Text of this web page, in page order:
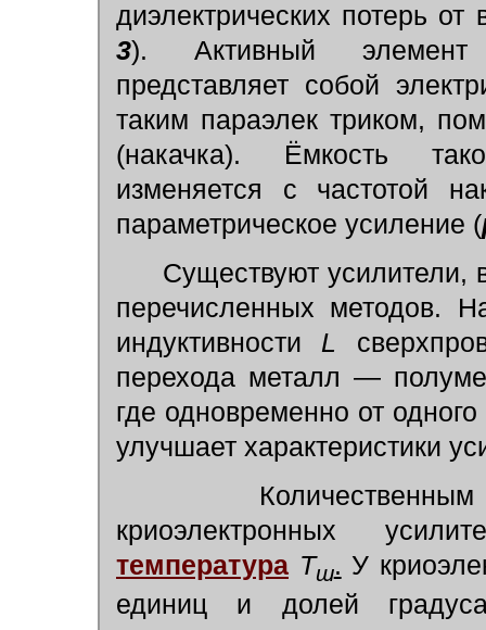
диэлектрических потерь от
3). Активный элемент
представляет собой
таким параэлек триком,
(накачка). Ёмкость
изменяется с частотой
параметрическое усиление (
Существуют усилители,
перечисленных методов.
индуктивности L
перехода металл —
где одновременно от
улучшает характеристики
Количественным
криоэлектронных
температура Тш. У
единиц и долей